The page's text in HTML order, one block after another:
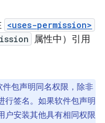
<uses-permission>
属性中）引用
件包声明同名权限，除非
行签名。如果软件包声明
户安装其他具有相同权限